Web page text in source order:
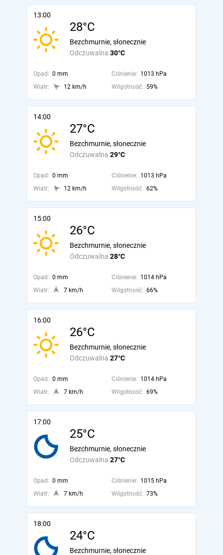
13:00
28°C
Odczuwalna 30°C
Bezchmurnie, słonecznie
Opad: 0 mm Ciśnienie: 1013 hPa
Wiatr:
12 km/h Wilgotność: 59%
14:00
27°C
Odczuwalna 29°C
Bezchmurnie, słonecznie
Opad: 0 mm Ciśnienie: 1013 hPa
Wiatr:
12 km/h Wilgotność: 62%
15:00
26°C
Odczuwalna 28°C
Bezchmurnie, słonecznie
Opad: 0 mm Ciśnienie: 1014 hPa
Wiatr:
7 km/h Wilgotność: 66%
16:00
26°C
Odczuwalna 27°C
Bezchmurnie, słonecznie
Opad: 0 mm Ciśnienie: 1014 hPa
Wiatr:
7 km/h Wilgotność: 69%
17:00
25°C
Odczuwalna 27°C
Bezchmurnie, słonecznie
Opad: 0 mm Ciśnienie: 1015 hPa
Wiatr:
7 km/h Wilgotność: 73%
18:00
24°C
Bezchmurnie, słonecznie